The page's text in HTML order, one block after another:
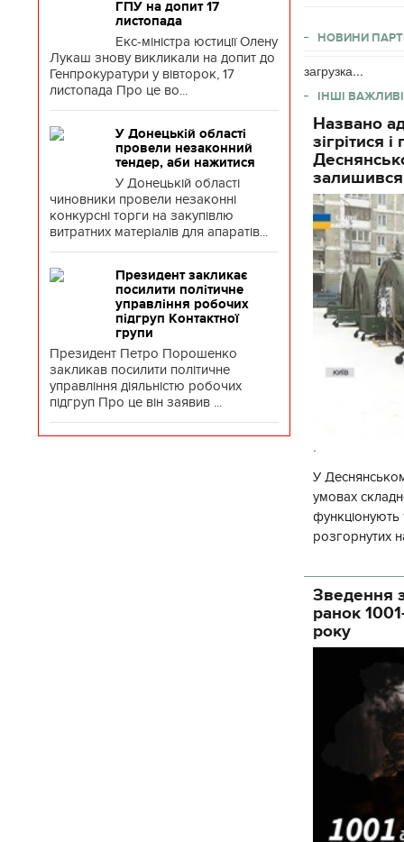
ГПУ на допит 17
листопада
Екс-міністра юстиції Олену
Лукаш знову викликали на допит до
Генпрокуратури у вівторок, 17
листопада Про це во...
У Донецькій області
провели незаконний
тендер, аби нажитися
У Донецькій області
чиновники провели незаконні
конкурсні торги на закупівлю
витратних матеріалів для апаратів...
Президент закликає
посилити політичне
управління робочих
підгруп Контактної
групи
Президент Петро Порошенко
закликав посилити політичне
управління діяльністю робочих
підгруп Про це він заявив ...
НОВИНИ
загрузка...
ІНШІ
Названо
зігрітися
.
У
умовах
функціонують
розгорнутих
Зведення
ранок
року